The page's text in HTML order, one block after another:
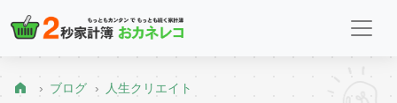
ブログ 人生クリエイト